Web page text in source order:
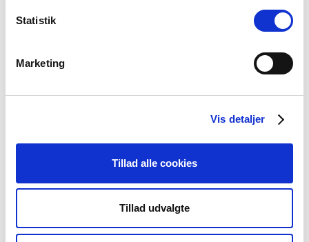
Statistik
Marketing
Vis detaljer
Tillad alle cookies
Tillad udvalgte
Kategorier